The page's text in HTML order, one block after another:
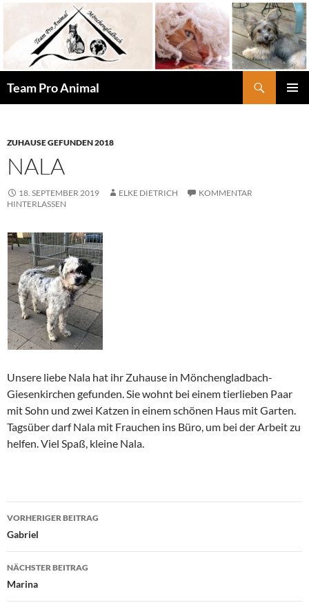
springen
Team Pro Animal
ZUHAUSE GEFUNDEN 2018
NALA
18. SEPTEMBER 2019 ELKE DIETRICH
KOMMENTAR
HINTERLASSEN
Unsere liebe Nala hat ihr Zuhause in Mönchengladbach-
Giesenkirchen gefunden. Sie wohnt bei einem tierlieben Paar
mit Sohn und zwei Katzen in einem schönen Haus mit Garten.
Tagsüber darf Nala mit Frauchen ins Büro, um bei der Arbeit zu
helfen. Viel Spaß, kleine Nala.
Beitragsnavigation
VORHERIGER BEITRAG
Gabriel
NÄCHSTER BEITRAG
Marina